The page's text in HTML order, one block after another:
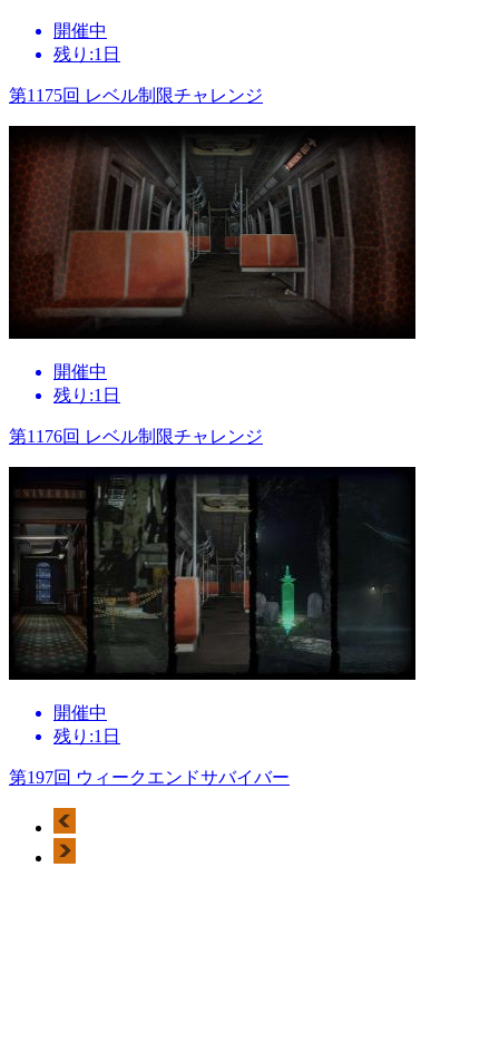
開催中
残り:1日
第1175回 レベル制限チャレンジ
開催中
残り:1日
第1176回 レベル制限チャレンジ
開催中
残り:1日
第197回 ウィークエンドサバイバー